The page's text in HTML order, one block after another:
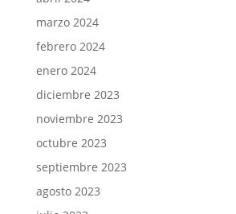
marzo 2024
febrero 2024
enero 2024
diciembre 2023
noviembre 2023
octubre 2023
septiembre 2023
agosto 2023